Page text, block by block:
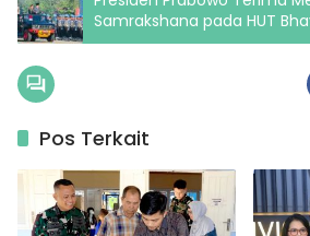
Samrakshana pada HUT
Tahun 2026
Pos Terkait